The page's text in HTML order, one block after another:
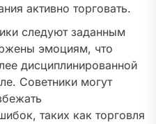
активно торговать.
следуют заданным
эмоциям, что
дисциплинированной
Советники могут
таких как торговля